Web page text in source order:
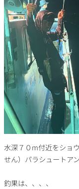
水深７０m付近をショ
せん）パラシュートア
釣果は、、、、